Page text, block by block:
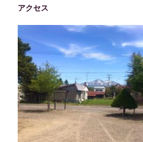
アクセス